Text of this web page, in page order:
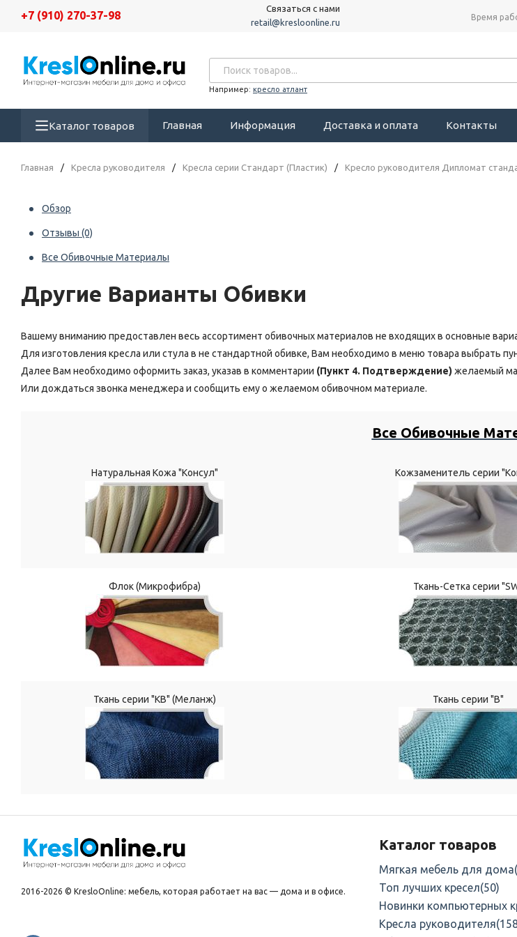
+7 (910) 270-37-98
Связаться с нами
retail@kresloonline.ru
Время
Например: кресло атлант
Каталог товаров Главная Информация Доставка и оплата Контакты
Главная / Кресла руководителя / Кресла серии Стандарт (Пластик) / Кресло руководителя Дипломат
Обзор
Отзывы (0)
Все Обивочные Материалы
Другие Варианты Обивки
Вашему вниманию предоставлен весь ассортимент обивочных материалов не входящих в основные
Для изготовления кресла или стула в не стандартной обивке, Вам необходимо в меню товара выбрать
Далее Вам необходимо оформить заказ, указав в комментарии (Пункт 4. Подтверждение) желаемый
Или дождаться звонка менеджера и сообщить ему о желаемом обивочном материале.
Все Обивочные
Натуральная Кожа "Консул" Кожзаменитель серии
Флок (Микрофибра) Ткань-Сетка серии
Ткань серии "КВ" (Меланж) Ткань серии "В"
2016-2026 © KresloOnline: мебель, которая работает на вас — дома и в офисе.
Каталог товаров
Мягкая мебель для дома
Топ лучших кресел(50)
Новинки компьютерных
Кресла руководителя